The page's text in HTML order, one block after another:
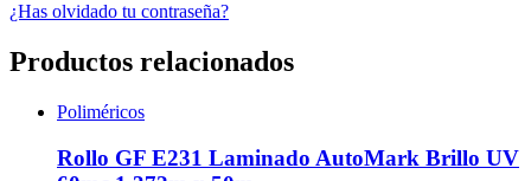
¿Has olvidado tu contraseña?
Productos relacionados
Poliméricos
Rollo GF E231 Laminado AutoMark Brillo UV